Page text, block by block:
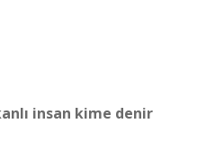
insan kime denir